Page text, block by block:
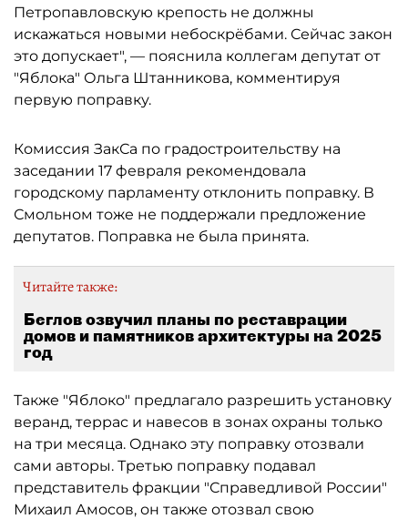
Петропавловскую крепость не должны
искажаться новыми небоскрёбами. Сейчас закон
это допускает", — пояснила коллегам депутат от
"Яблока" Ольга Штанникова, комментируя
первую поправку.
Комиссия ЗакСа по градостроительству на
заседании 17 февраля рекомендовала
городскому парламенту отклонить поправку. В
Смольном тоже не поддержали предложение
депутатов. Поправка не была принята.
Читайте также:
Беглов озвучил планы по реставрации
домов и памятников архитектуры на 2025
год
Также "Яблоко" предлагало разрешить установку
веранд, террас и навесов в зонах охраны только
на три месяца. Однако эту поправку отозвали
сами авторы. Третью поправку подавал
представитель фракции "Справедливой России"
Михаил Амосов, он также отозвал свою